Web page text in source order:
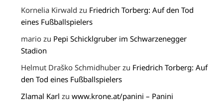
Kornelia Kirwald zu Friedrich Torberg: Auf den Tod
eines Fußballspielers
mario zu Pepi Schicklgruber im Schwarzenegger
Stadion
Helmut Draško Schmidhuber zu Friedrich Torberg: Auf
den Tod eines Fußballspielers
Zlamal Karl zuwww.krone.at/panini – Panini